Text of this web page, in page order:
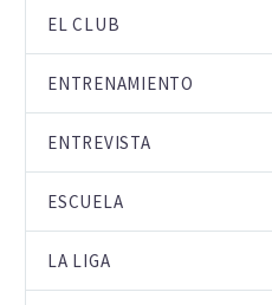
EL CLUB
ENTRENAMIENTO
ENTREVISTA
ESCUELA
LA LIGA